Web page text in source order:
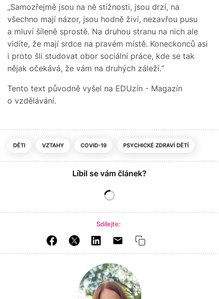
„Samozřejmě jsou na ně stížnosti, jsou drzí, na
všechno mají názor, jsou hodně živí, nezavřou pusu
a mluví šíleně sprostě. Na druhou stranu na nich ale
vidíte, že mají srdce na pravém místě. Koneckonců asi
i proto šli studovat obor sociální práce, kde se tak
nějak očekává, že vám na druhých záleží.“
Tento text původně vyšel na EDUzín - Magazín
o vzdělávání.
DĚTI VZTAHY COVID-19 PSYCHICKÉ ZDRAVÍ DĚTÍ
Líbil se vám článek?
Sdílejte: